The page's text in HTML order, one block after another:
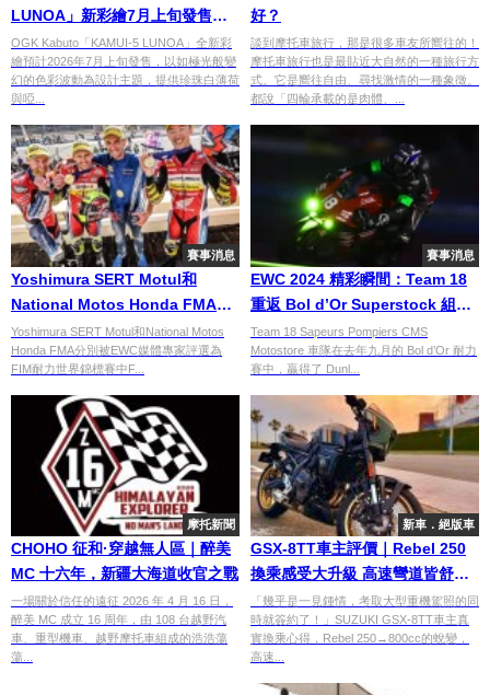
LUNOA」新彩繪7月上旬發售！
極光漸層圖案×CF-2 UIC紅外線阻
隔鏡片×內藏遮陽鏡，珍珠白薄荷
×啞光黑霓虹兩色
OGK Kabuto「KAMUI-5 LUNOA」全新彩
繪預計2026年7月上旬發售，以如極光般變
幻的色彩波動為設計主題，提供珍珠白薄荷
與啞...
好？
談到摩托車旅行，那是很多車友所嚮往的！
摩托車旅行也是最貼近大自然的一種旅行方
式。它是嚮往自由、尋找激情的一種象徵。
都說「四輪承載的是肉體、...
賽事消息
Yoshimura SERT Motul和
National Motos Honda FMA榮
獲年度最佳車隊
Yoshimura SERT Motul和National Motos
Honda FMA分別被EWC媒體專家評選為
FIM耐力世界錦標賽中F...
賽事消息
EWC 2024 精彩瞬間：Team 18
重返 Bol d’Or Superstock 組別
冠軍寶座
Team 18 Sapeurs Pompiers CMS
Motostore 車隊在去年九月的 Bol d’Or 耐力
賽中，贏得了 Dunl...
摩托新聞
CHOHO 征和·穿越無人區｜醉美
MC 十六年，新疆大海道收官之戰
一場關於信任的遠征 2026 年 4 月 16 日，
醉美 MC 成立 16 周年，由 108 台越野汽
車、重型機車、越野摩托車組成的浩浩蕩
蕩...
新車．絕版車
GSX-8TT車主評價｜Rebel 250
換乘感受大升級 高速彎道皆舒適
新復古運動車款【Webike愛車精
選】
「幾乎是一見鍾情，考取大型重機駕照的同
時就簽約了！」SUZUKI GSX-8TT車主真
實換乘心得，Rebel 250→800cc的蛻變，
高速...